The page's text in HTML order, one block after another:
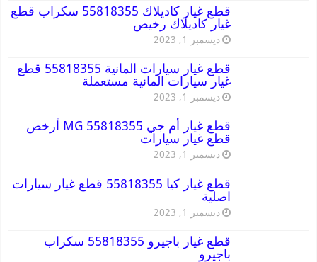
قطع غيار كاديلاك 55818355 سكراب قطع
غيار كاديلاك رخيص
ديسمبر 1, 2023
قطع غيار سيارات المانية 55818355 قطع
غيار سيارات المانية مستعملة
ديسمبر 1, 2023
قطع غيار أم جي MG 55818355 أرخص
قطع غيار سيارات
ديسمبر 1, 2023
قطع غيار كيا 55818355 قطع غيار سيارات
اصلية
ديسمبر 1, 2023
قطع غيار باجيرو 55818355 سكراب
باجيرو